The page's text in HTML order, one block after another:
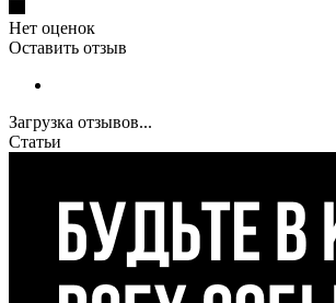
Нет оценок
Оставить отзыв
Загрузка отзывов...
Статьи